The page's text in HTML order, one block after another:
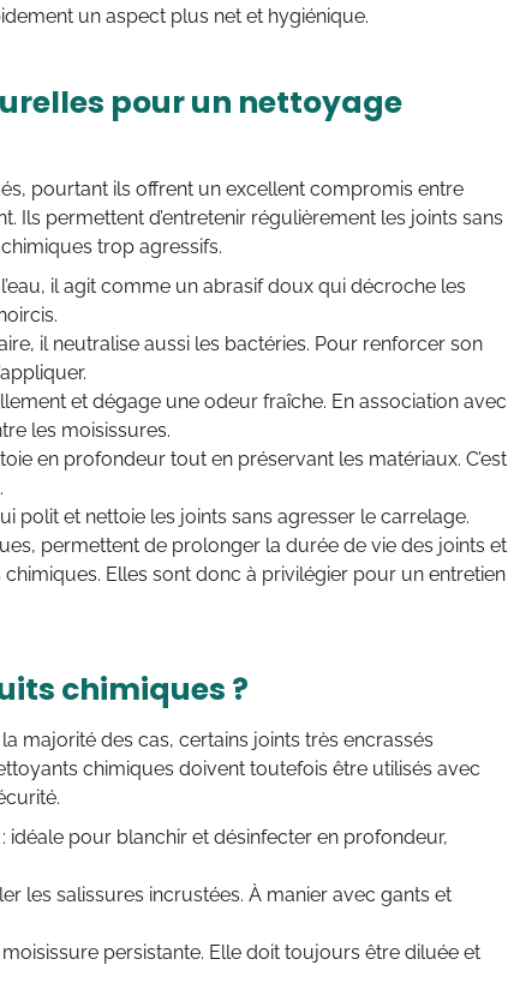
un aspect plus net et hygiénique.
pour un nettoyage
pourtant ils offrent un excellent compromis entre
Ils permettent d’entretenir régulièrement les joints sans
trop agressifs.
il agit comme un abrasif doux qui décroche les
il neutralise aussi les bactéries. Pour renforcer son
et dégage une odeur fraîche. En association avec
les moisissures.
en profondeur tout en préservant les matériaux. C’est
polit et nettoie les joints sans agresser le carrelage.
permettent de prolonger la durée de vie des joints et
Elles sont donc à privilégier pour un entretien
chimiques ?
majorité des cas, certains joints très encrassés
chimiques doivent toutefois être utilisés avec
: idéale pour blanchir et désinfecter en profondeur,
les salissures incrustées. À manier avec gants et
persistante. Elle doit toujours être diluée et